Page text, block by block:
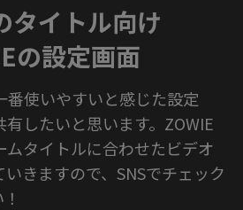
タイトル向け
の設定画面
番使いやすいと感じた設定
したいと思います。ZOWIE
ムタイトルに合わせたビデオ
きますので、SNSでチェック